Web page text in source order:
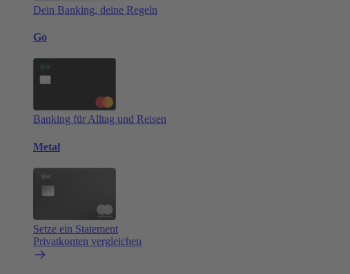
Dein Banking, deine Regeln
Go
Banking für Alltag und Reisen
Metal
Setze ein Statement
Privatkonten vergleichen